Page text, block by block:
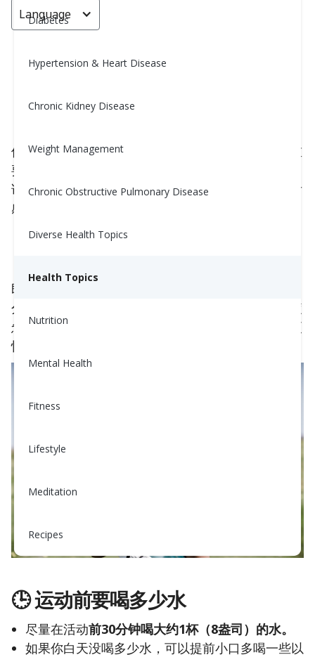
Diabetes
Hypertension & Heart Disease
Chronic Kidney Disease
Weight Management
Chronic Obstructive Pulmonary Disease
Diverse Health Topics
Health Topics
Nutrition
Mental Health
Fitness
Lifestyle
Meditation
Recipes
Language
运动前后饮水简易指南
Yiwen Lu, MS, RD
保持水分每一天都很重要，但当你活动身体时尤为重
要。无论你是在散步，做轻度的
试健身视频，喝足够的水可以帮助你在运动中和之后
感觉更好。
即使是轻度活动也会通过出汗和呼吸使身体失去水
分。如果你不补充失去的水分，可能会感到头晕、疲
惫或肌肉抽筋。喝水有助于你身体更舒适地运动并更
快恢复。
🕒 运动前要喝多少水
尽量在活动前30分钟喝大约1杯（8盎司） 的水。
如果你白天没喝多少水，可以提前小口多喝一些以